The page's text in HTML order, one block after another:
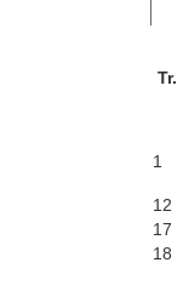
Tr.
1
12
17
18